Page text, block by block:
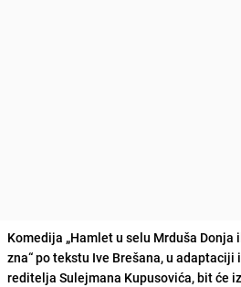
Komedija „Hamlet u selu Mrduša
zna“ po tekstu Ive Brešana, u
reditelja Sulejmana Kupusovića, bit će